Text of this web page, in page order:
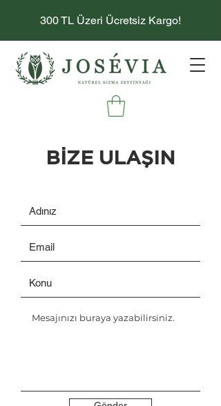
300 TL Üzeri Ücretsiz Kargo!
BİZE ULAŞIN